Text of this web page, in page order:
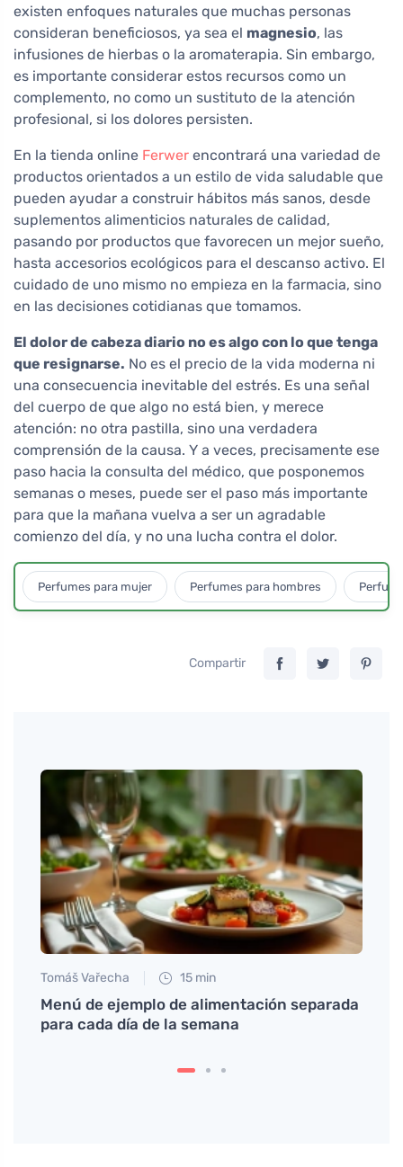
existen enfoques naturales que muchas personas
consideran beneficiosos, ya sea el magnesio, las
infusiones de hierbas o la aromaterapia. Sin embargo,
es importante considerar estos recursos como un
complemento, no como un sustituto de la atención
profesional, si los dolores persisten.
En la tienda online Ferwer encontrará una variedad de
productos orientados a un estilo de vida saludable que
pueden ayudar a construir hábitos más sanos, desde
suplementos alimenticios naturales de calidad,
pasando por productos que favorecen un mejor sueño,
hasta accesorios ecológicos para el descanso activo. El
cuidado de uno mismo no empieza en la farmacia, sino
en las decisiones cotidianas que tomamos.
El dolor de cabeza diario no es algo con lo que tenga
que resignarse. No es el precio de la vida moderna ni
una consecuencia inevitable del estrés. Es una señal
del cuerpo de que algo no está bien, y merece
atención: no otra pastilla, sino una verdadera
comprensión de la causa. Y a veces, precisamente ese
paso hacia la consulta del médico, que posponemos
semanas o meses, puede ser el paso más importante
para que la mañana vuelva a ser un agradable
comienzo del día, y no una lucha contra el dolor.
Perfumes para mujer Perfumes para hombres
Compartir
Tomáš Vařecha 15 min
Menú de ejemplo de alimentación separada
para cada día de la semana